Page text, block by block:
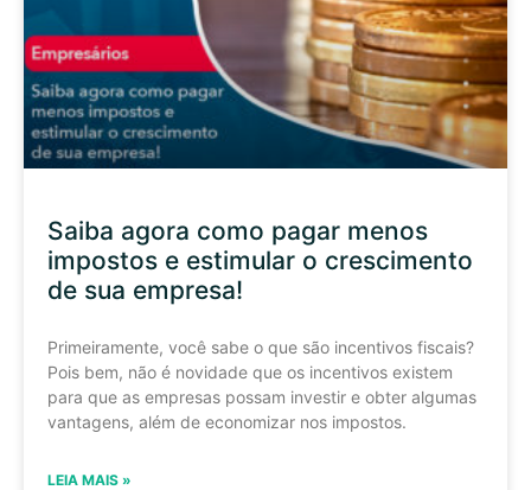
Saiba agora como pagar menos
impostos e estimular o crescimento
de sua empresa!
Primeiramente, você sabe o que são incentivos fiscais?
Pois bem, não é novidade que os incentivos existem
para que as empresas possam investir e obter algumas
vantagens, além de economizar nos impostos.
LEIA MAIS »